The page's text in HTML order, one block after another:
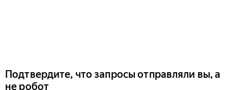
Подтвердите, что запросы отправляли вы, а
не робот